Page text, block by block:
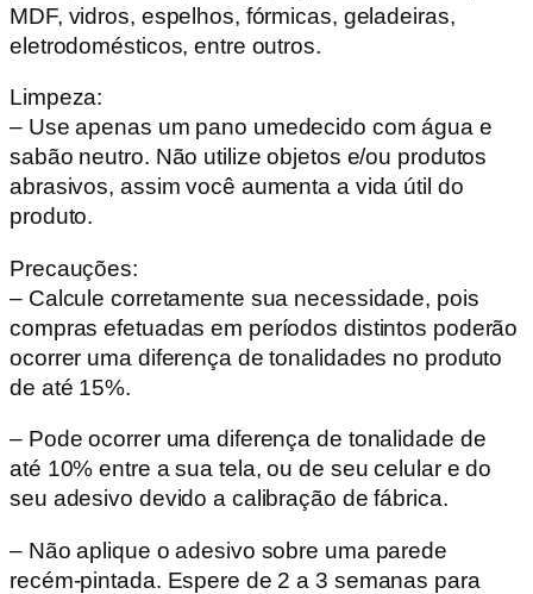
MDF, vidros, espelhos, fórmicas, geladeiras,
eletrodomésticos, entre outros.
Limpeza:
– Use apenas um pano umedecido com água e
sabão neutro. Não utilize objetos e/ou produtos
abrasivos, assim você aumenta a vida útil do
produto.
Precauções:
– Calcule corretamente sua necessidade, pois
compras efetuadas em períodos distintos poderão
ocorrer uma diferença de tonalidades no produto
de até 15%.
– Pode ocorrer uma diferença de tonalidade de
até 10% entre a sua tela, ou de seu celular e do
seu adesivo devido a calibração de fábrica.
– Não aplique o adesivo sobre uma parede
recém-pintada. Espere de 2 a 3 semanas para